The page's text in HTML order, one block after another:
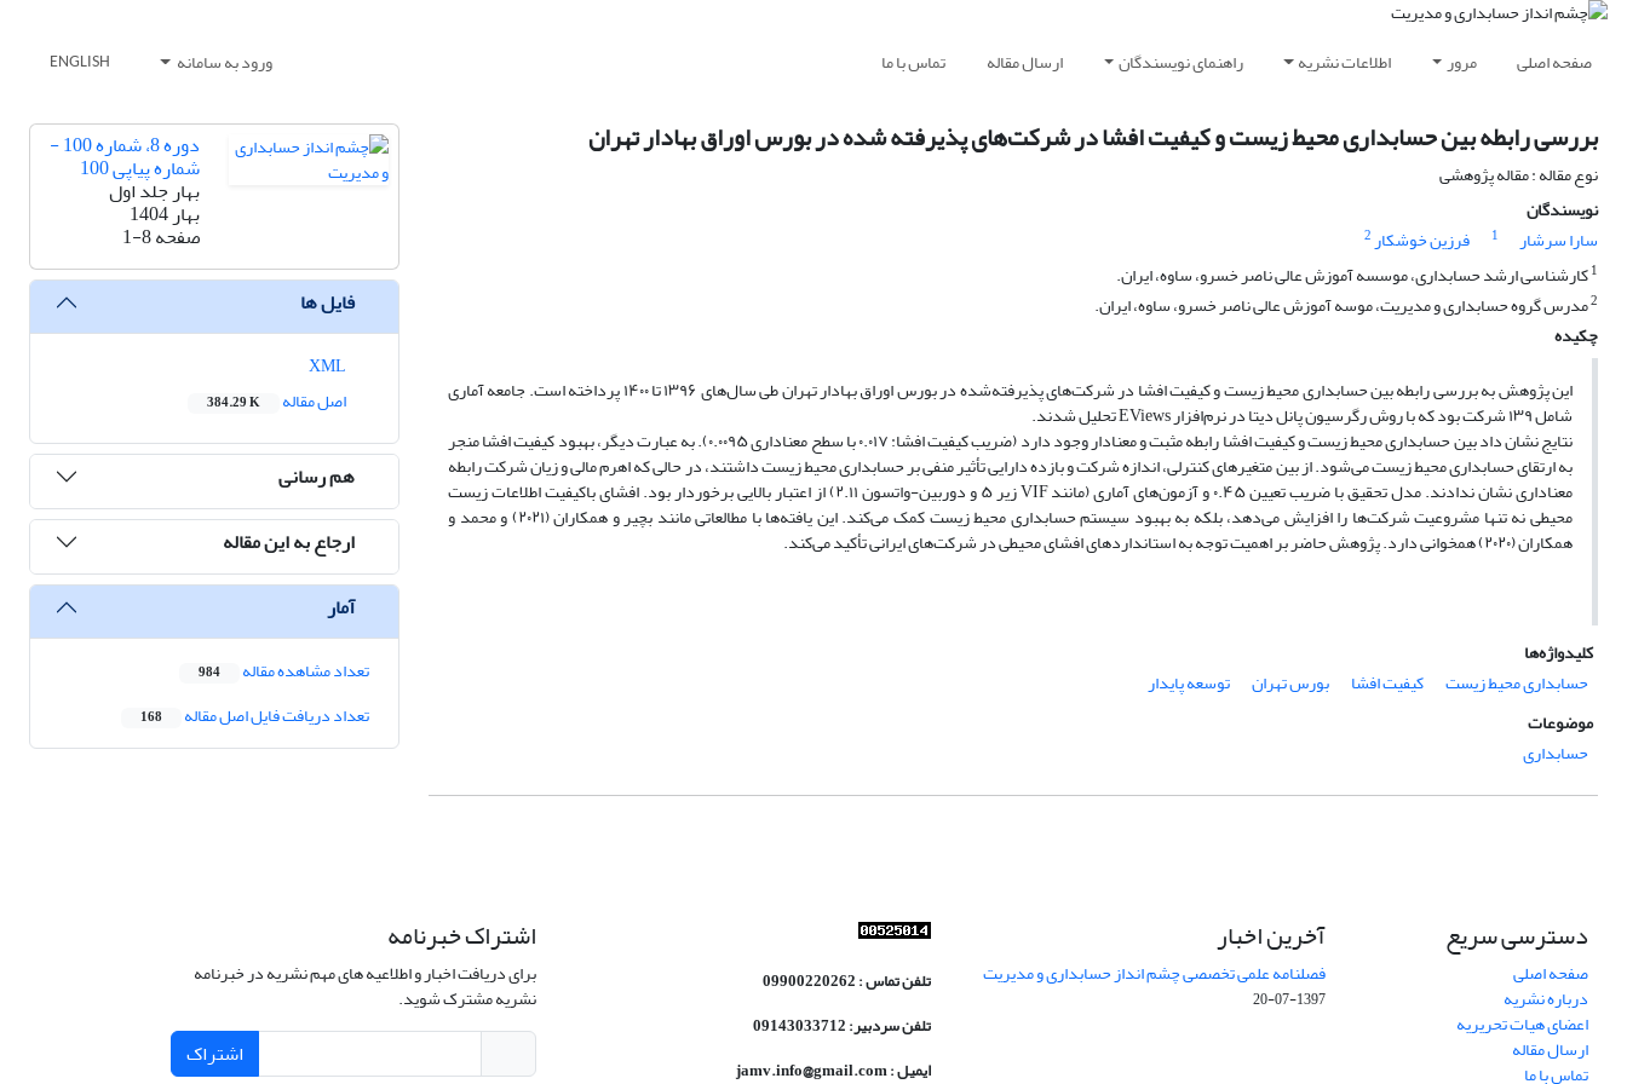
صفحه اصلی مرور اطلاعات نشریه راهنمای نویسندگان ارسال مقاله تماس با ما ورود به سامانه ENGLISH
بررسی رابطه بین حسابداری محیط زیست و کیفیت افشا در شرکت‌های پذیرفته شده در بورس اوراق بهادار تهران
نوع مقاله : مقاله پژوهشی
نویسندگان
سارا سرشار
1 فرزین خوشکار2
1کارشناسی ارشد حسابداری، موسسه آموزش عالی ناصر خسرو، ساوه، ایران.
2مدرس گروه حسابداری و مدیریت، موسه آموزش عالی ناصر خسرو، ساوه، ایران.
چکیده
این پژوهش به بررسی رابطه بین حسابداری محیط زیست و کیفیت افشا در شرکت‌های پذیرفته‌شده در بورس اوراق بهادار تهران طی سال‌های ۱۳۹۶ تا ۱۴۰۰ پرداخته است. جامعه آماری
شامل ۱۳۹ شرکت بود که با روش رگرسیون پانل دیتا در نرم‌افزار EViews تحلیل شدند.
نتایج نشان داد بین حسابداری محیط زیست و کیفیت افشا رابطه مثبت و معنادار وجود دارد (ضریب کیفیت افشا: ۰.۰۱۷ با سطح معناداری ۰.۰۰۹۵). به عبارت دیگر، بهبود کیفیت افشا منجر
به ارتقای حسابداری محیط زیست می‌شود. از بین متغیرهای کنترلی، اندازه شرکت و بازده دارایی تأثیر منفی بر حسابداری محیط زیست داشتند، در حالی که اهرم مالی و زیان شرکت رابطه
معناداری نشان ندادند. مدل تحقیق با ضریب تعیین ۰.۴۵ و آزمون‌های آماری (مانند VIF زیر ۵ و دوربین-واتسون ۲.۱۱) از اعتبار بالایی برخوردار بود. افشای باکیفیت اطلاعات زیست
محیطی نه تنها مشروعیت شرکت‌ها را افزایش می‌دهد، بلکه به بهبود سیستم حسابداری محیط زیست کمک می‌کند. این یافته‌ها با مطالعاتی مانند بچیر و همکاران (۲۰۲۱) و محمد و
همکاران (۲۰۲۰) همخوانی دارد. پژوهش حاضر بر اهمیت توجه به استانداردهای افشای محیطی در شرکت‌های ایرانی تأکید می‌کند.
کلیدواژه‌ها
حسابداری محیط زیست
کیفیت افشا بورس تهران
توسعه پایدار
موضوعات
حسابداری
دوره 8، شماره 100 -
شماره پیاپی 100
بهار جلد اول
بهار 1404
صفحه1-8
فایل ها
اصل مقاله
384.29 K
هم رسانی
ارجاع به این مقاله
آمار
تعداد مشاهده مقاله 984
تعداد دریافت فایل اصل مقاله 168
دسترسی سریع
صفحه اصلی
درباره نشریه
اعضای هیات تحریریه
ارسال مقاله
تماس با ما
آخرین اخبار
فصلنامه علمی تخصصی چشم انداز حسابداری و مدیریت
1397-07-20
تلفن تماس : 09900220262
تلفن سردبیر: 09143033712
ایمیل : jamv.info@gmail.com
اشتراک خبرنامه
برای دریافت اخبار و اطلاعیه های مهم نشریه در خبرنامه
نشریه مشترک شوید.
اشتراک